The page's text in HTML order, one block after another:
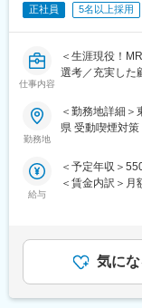
（5）東海：愛
（8）中国：岡
（9）四国：香
縄
っかり考慮い
CSO業界で10
生涯のわたる「
PJTも紹介可能
方のご支援の実
としてパフォ
もあります。
先を探します。
の実績もありま
正社員 5名以上採用
仕事内容
＜生涯現役！
選考／充実した
■職務概要
＜コンクラクト
各製薬企業の
に左右される
験することで
てのスキルアッ
勤務地
＜勤務地詳細
県 受動喫煙対
給与
＜予定年収＞
＜賃金内訳＞
を全額支給 ■賞
金はあくまで
があります。月
気に